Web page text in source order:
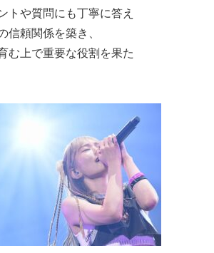
トや質問にも丁寧に答え
信頼関係を築き、
む上で重要な役割を果た